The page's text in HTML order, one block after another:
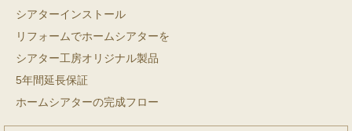
シアターインストール
リフォームでホームシアターを
シアター工房オリジナル製品
5年間延長保証
ホームシアターの完成フロー